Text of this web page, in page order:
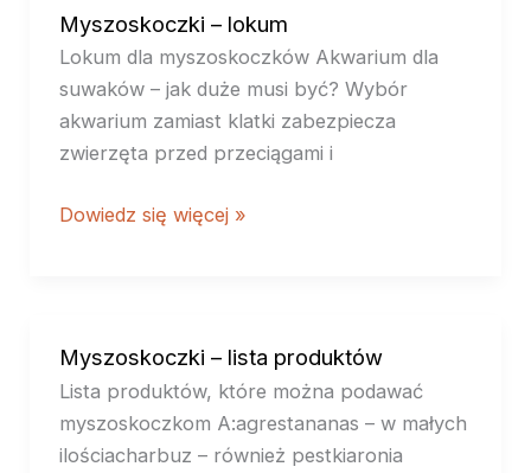
Myszoskoczki – lokum
Lokum dla myszoskoczków Akwarium dla
suwaków – jak duże musi być? Wybór
akwarium zamiast klatki zabezpiecza
zwierzęta przed przeciągami i
Dowiedz się więcej »
Myszoskoczki – lista produktów
Lista produktów, które można podawać
myszoskoczkom A:agrestananas – w małych
ilościacharbuz – również pestkiaronia
Myszoskoczki
–
lista
produktów